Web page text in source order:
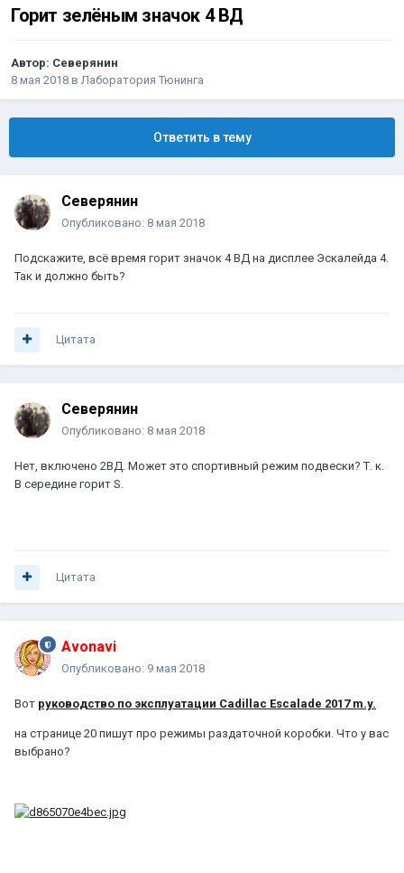
Горит зелёным значок 4 ВД
Автор: Северянин
8 мая 2018 в Лаборатория Тюнинга
Ответить в тему
Северянин
Опубликовано: 8 мая 2018
Подскажите, всё время горит значок 4 ВД на дисплее Эскалейда 4.
Так и должно быть?
Цитата
Северянин
Опубликовано: 8 мая 2018
Нет, включено 2ВД. Может это спортивный режим подвески? Т. к.
В середине горит S.
Цитата
Avonavi
Опубликовано: 9 мая 2018
Вот руководство по эксплуатации Cadillac Escalade 2017 m.y.
на странице 20 пишут про режимы раздаточной коробки. Что у вас
выбрано?